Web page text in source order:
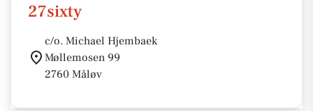
27sixty
c/o. Michael Hjembaek
Møllemosen 99
2760 Måløv